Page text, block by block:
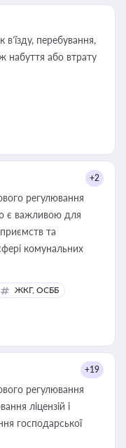
перебування,
набуття або втрату
+2
регулювання
є важливою для
та
комунальних
ЖКГ, ОСББ
+19
регулювання
ліцензій і
господарської